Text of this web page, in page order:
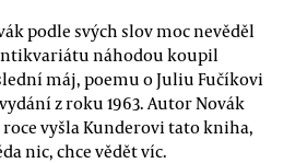
podle svých slov moc nevěděl
náhodou koupil
máj, poemu o Juliu Fučíkovi
z roku 1963. Autor Novák
roce vyšla Kunderovi tato kniha,
nic, chce vědět víc.